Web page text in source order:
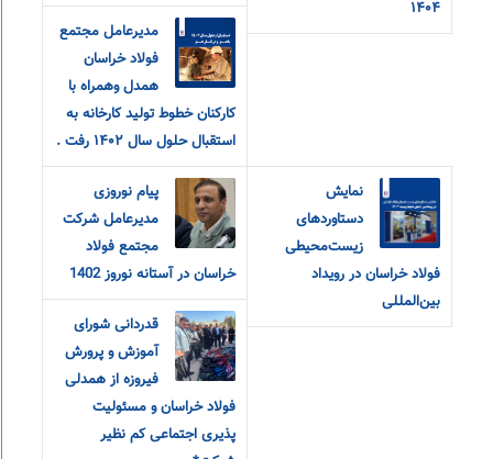
۱۴۰۴
مدیرعامل مجتمع
فولاد خراسان
همدل وهمراه با
کارکنان خطوط تولید کارخانه به
استقبال حلول سال ۱۴۰۲ رفت .
نمایش
دستاوردهای
زیست‌محیطی
فولاد خراسان در رویداد
بین‌المللی
پیام نوروزی
مدیرعامل شرکت
مجتمع فولاد
خراسان در آستانه نوروز 1402
قدردانی شورای
آموزش و‌ پرورش
فیروزه از همدلی
فولاد خراسان و مسئولیت
پذیری اجتماعی کم نظیر